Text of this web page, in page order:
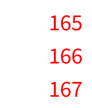
165
166
167